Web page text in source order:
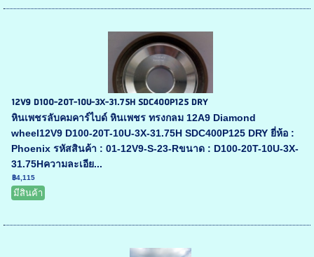
12V9 D100-20T-10U-3X-31.75H SDC400P125 DRY
หินเพชรลับคมคาร์ไบด์ หินเพชร ทรงกลม 12A9 Diamond
wheel12V9 D100-20T-10U-3X-31.75H SDC400P125 DRY ยี่ห้อ :
Phoenix รหัสสินค้า : 01-12V9-S-23-Rขนาด : D100-20T-10U-3X-
31.75Hความละเอีย...
฿4,115
มีสินค้า